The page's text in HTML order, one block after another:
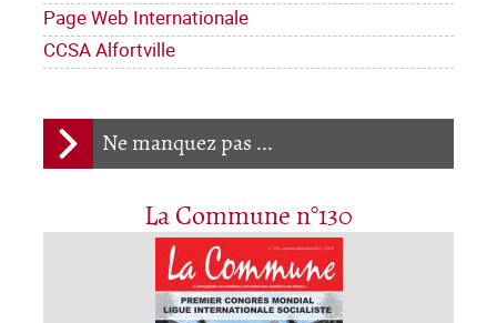
Page Web Internationale
CCSA Alfortville
Ne manquez pas ...
La Commune n°130